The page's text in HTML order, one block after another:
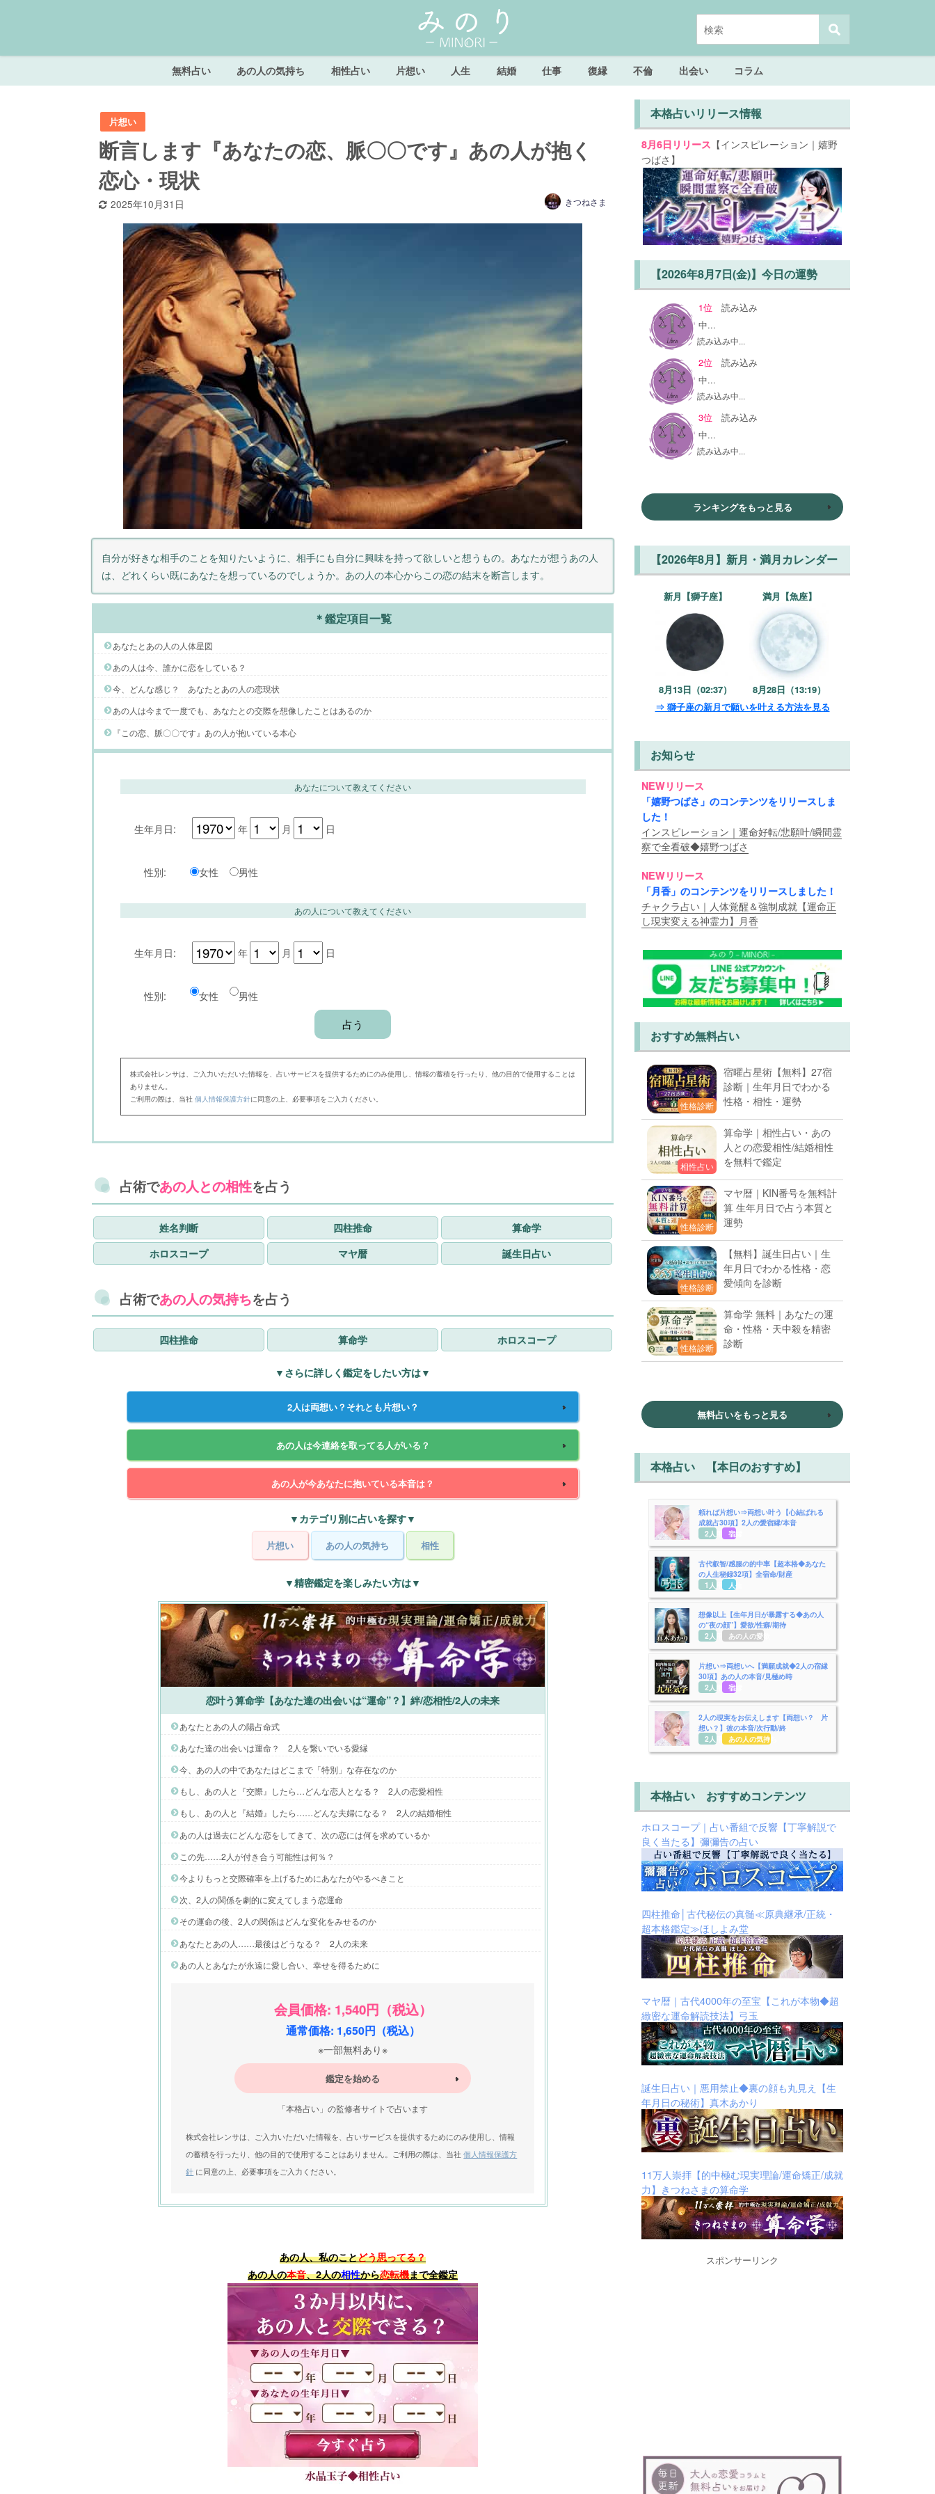
無料占い あの人の気持ち 相性占い 片想い 人生 結婚 仕事 復縁 不倫 出会い コラム
片想い
断言します『あなたの恋、脈〇〇です』あの人が抱く
恋心・現状
2025年10月31日 きつねさま
自分が好きな相手のことを知りたいように、相手にも自分に興味を持って欲しいと想うもの。あなたが想うあの人
は、どれくらい既にあなたを想っているのでしょうか。あの人の本心からこの恋の結末を断言します。
＊鑑定項目一覧
あなたとあの人の人体星図
あの人は今、誰かに恋をしている？
今、どんな感じ？ あなたとあの人の恋現状
あの人は今まで一度でも、あなたとの交際を想像したことはあるのか
『この恋、脈〇〇です』あの人が抱いている本心
あなたについて教えてください
生年月日: 年 月 日
性別: 女性 男性
あの人について教えてください
生年月日: 年 月 日
性別: 女性 男性
株式会社レンサは、ご入力いただいた情報を、占いサービスを提供するためにのみ使用し、情報の蓄積を行ったり、他の目的で使用することは
ありません。
ご利用の際は、当社 個人情報保護方針に同意の上、必要事項をご入力ください。
占術であの人との相性を占う
姓名判断 四柱推命
算命学
ホロスコープ
マヤ暦 誕生日占い
占術であの人の気持ちを占う
四柱推命 算命学 ホロスコープ
▼さらに詳しく鑑定をしたい方は▼
2人は両想い？それとも片想い？
あの人は今連絡を取ってる人がいる？
あの人が今あなたに抱いている本音は？
▼カテゴリ別に占いを探す▼
片想い あの人の気持ち 相性
▼精密鑑定を楽しみたい方は▼
恋叶う算命学【あなた達の出会いは“運命”？】絆/恋相性/2人の未来
あなたとあの人の陽占命式
あなた達の出会いは運命？ 2人を繋いでいる愛縁
今、あの人の中であなたはどこまで「特別」な存在なのか
もし、あの人と『交際』したら…どんな恋人となる？ 2人の恋愛相性
もし、あの人と『結婚』したら……どんな夫婦になる？ 2人の結婚相性
あの人は過去にどんな恋をしてきて、次の恋には何を求めているか
この先……2人が付き合う可能性は何％？
今よりもっと交際確率を上げるためにあなたがやるべきこと
次、2人の関係を劇的に変えてしまう恋運命
その運命の後、2人の関係はどんな変化をみせるのか
あなたとあの人……最後はどうなる？ 2人の未来
あの人とあなたが永遠に愛し合い、幸せを得るために
会員価格: 1,540円（税込）
通常価格: 1,650円（税込）
※一部無料あり※
鑑定を始める
「本格占い」の監修者サイトで占います
株式会社レンサは、ご入力いただいた情報を、占いサービスを提供するためにのみ使用し、情報
の蓄積を行ったり、他の目的で使用することはありません。ご利用の際は、当社個人情報保護方
針 に同意の上、必要事項をご入力ください。
あの人、私のことどう思ってる？
あの人の本音、2人の相性から恋転機まで全鑑定
本格占いリリース情報
8月6日リリース 【インスピレーション｜嬉野
つばさ】
【2026年8月7日(金)】今日の運勢
1位読み込み
中...
読み込み中...
2位読み込み
中...
読み込み中...
3位読み込み
中...
読み込み中...
ランキングをもっと見る
【2026年8月】新月・満月カレンダー
新月【獅子座】
8月13日（02:37）
満月【魚座】
8月28日（13:19）
⇒ 獅子座の新月で願いを叶える方法を見る
お知らせ
NEWリリース
「嬉野つばさ」のコンテンツをリリースしま
した！
インスピレーション｜運命好転/悲願叶/瞬間霊
察で全看破◆嬉野つばさ
NEWリリース
「月香」のコンテンツをリリースしました！
チャクラ占い｜人体覚醒＆強制成就【運命正
し現実変える神霊力】月香
おすすめ無料占い
性格診断
宿曜占星術【無料】27宿
診断｜生年月日でわかる
性格・相性・運勢
相性占い
算命学｜相性占い・あの
人との恋愛相性/結婚相性
を無料で鑑定
性格診断
マヤ暦｜KIN番号を無料計
算 生年月日で占う本質と
運勢
性格診断
【無料】誕生日占い｜生
年月日でわかる性格・恋
愛傾向を診断
性格診断
算命学 無料｜あなたの運
命・性格・天中殺を精密
診断
無料占いをもっと見る
本格占い 【本日のおすすめ】
頼れば片想い⇒両想い叶う【心結ばれる
成就占30項】2人の愛宿縁/本音
2人用 宿縁
古代叡智/感服の的中率【超本格◆あなた
の人生秘録32項】全宿命/財産
1人用
人生
想像以上【生年月日が暴露する◆あの人
の“夜の顔”】愛欲/性癖/期待
2人用
あの人の愛欲
片想い⇒両想いへ【満願成就◆2人の宿縁
30項】あの人の本音/見極め時
2人用
宿縁
2人の現実をお伝えします【両想い？ 片
想い？】彼の本音/次行動/終
2人用
あの人の気持ち
本格占い おすすめコンテンツ
ホロスコープ｜占い番組で反響【丁寧解説で
良く当たる】彌彌告の占い
四柱推命│古代秘伝の真髄≪原典継承/正統・
超本格鑑定≫ほしよみ堂
マヤ暦｜古代4000年の至宝【これが本物◆超
緻密な運命解読技法】弓玉
誕生日占い｜悪用禁止◆裏の顔も丸見え【生
年月日の秘術】真木あかり
11万人崇拝【的中極む現実理論/運命矯正/成就
力】きつねさまの算命学
スポンサーリンク